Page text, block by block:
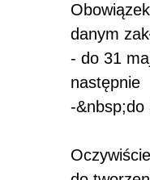
danym
- do 31
następnie
-&nbsp;do